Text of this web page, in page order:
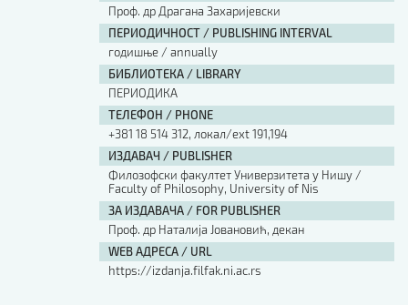
Проф. др Драгана Захаријевски
ПЕРИОДИЧНОСТ / PUBLISHING INTERVAL
годишње / annually
БИБЛИОТЕКА / LIBRARY
ПЕРИОДИКА
ТЕЛЕФОН / PHONE
+381 18 514 312, локал/ext 191,194
ИЗДАВАЧ / PUBLISHER
Филозофски факултет Универзитета у Нишу /
Faculty of Philosophy, University of Nis
ЗА ИЗДАВАЧА / FOR PUBLISHER
Проф. др Наталија Јовановић, декан
WEB АДРЕСА / URL
https://izdanja.filfak.ni.ac.rs